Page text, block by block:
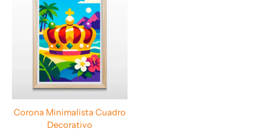
Corona Minimalista Cuadro
Decorativo